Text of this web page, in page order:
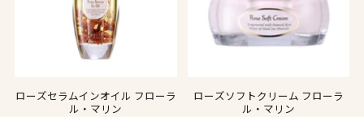
ローズセラムインオイル フローラ
ル・マリン
ローズソフトクリーム フローラ
ル・マリン